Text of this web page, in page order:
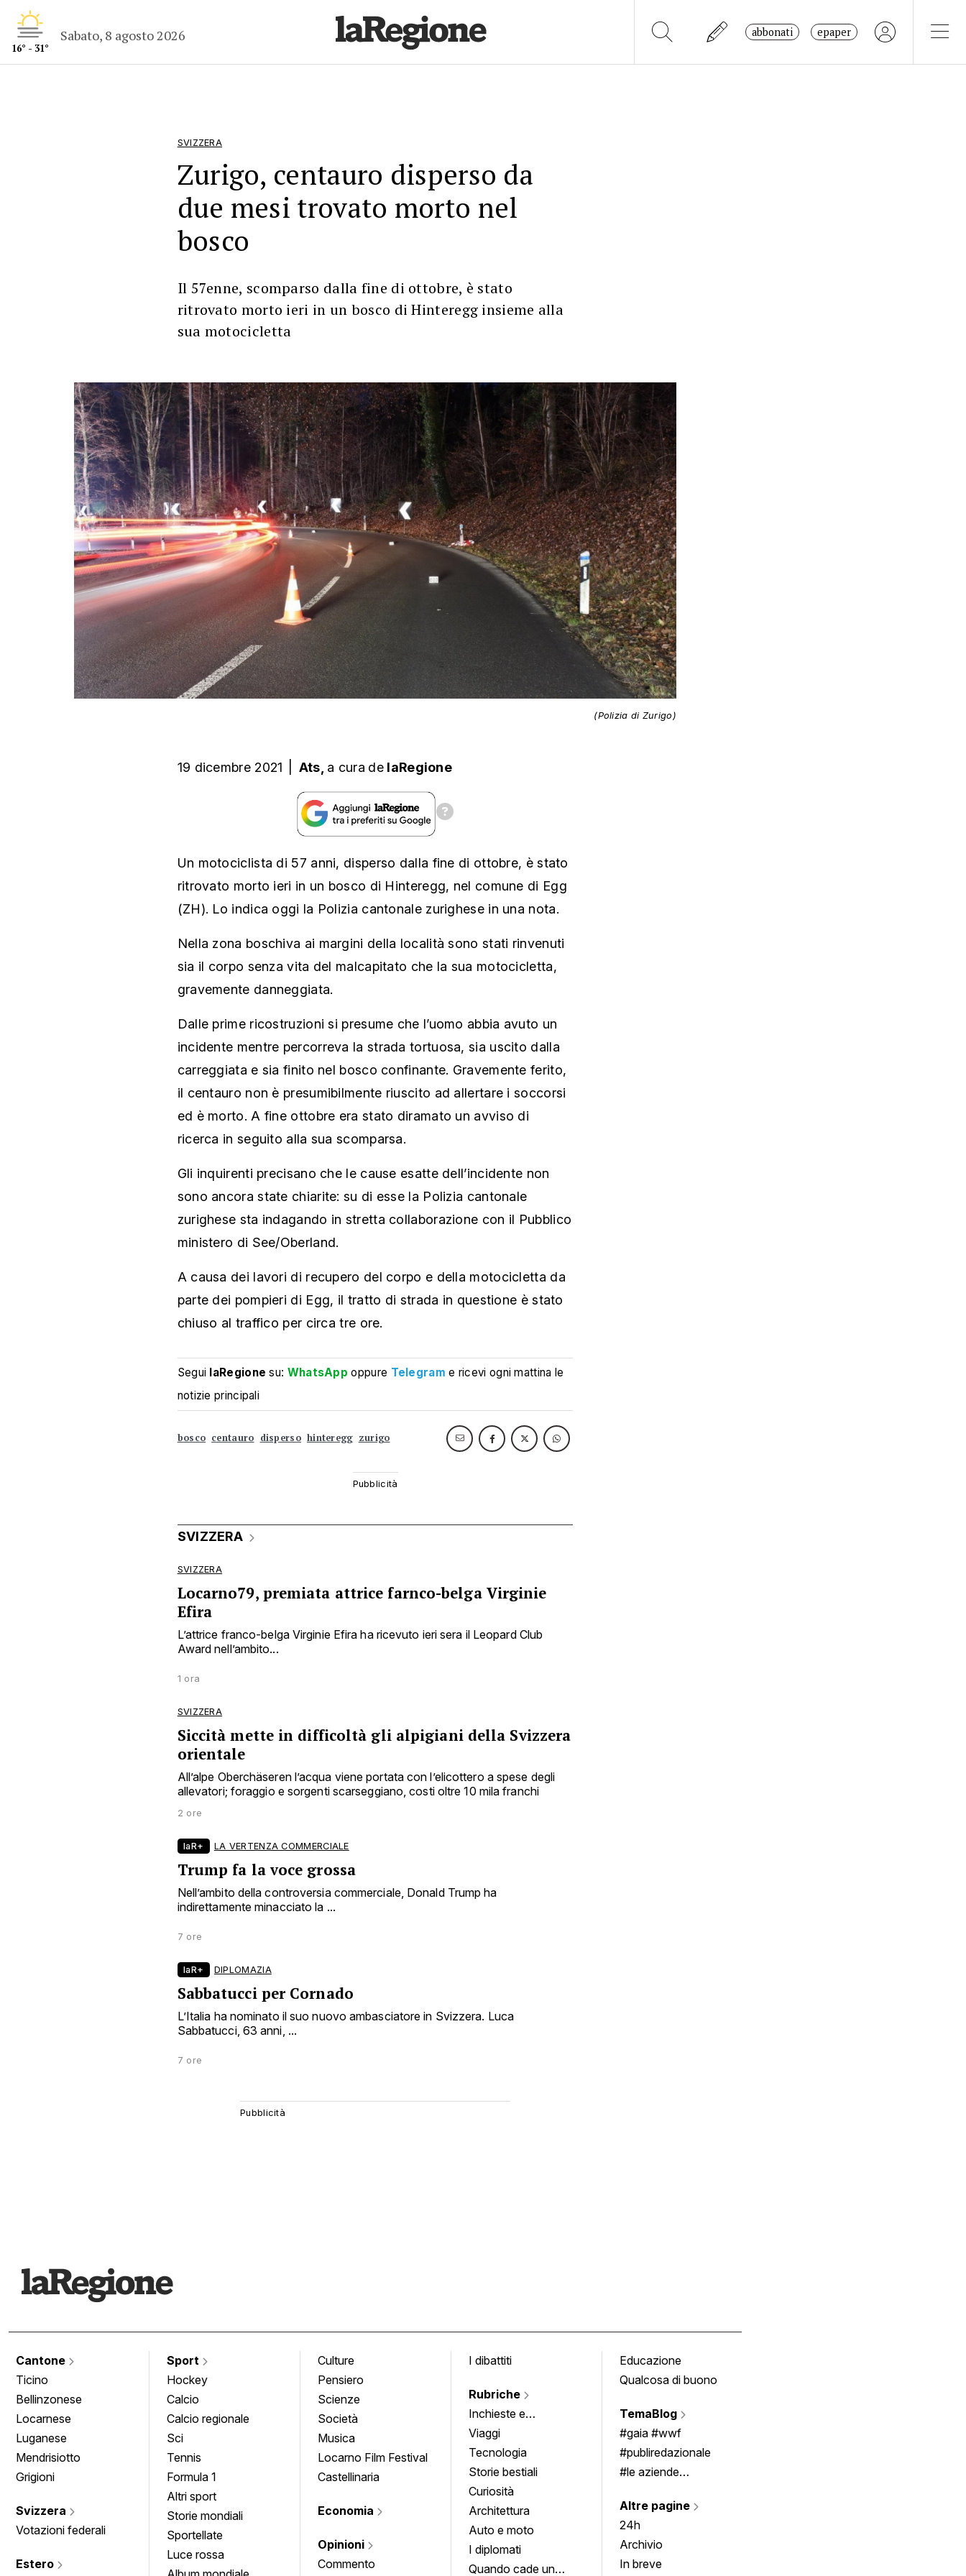
16° - 31°
Sabato, 8 agosto 2026 abbonati epaper
SVIZZERA
Zurigo, centauro disperso da
due mesi trovato morto nel
bosco
Il 57enne, scomparso dalla fine di ottobre, è stato
ritrovato morto ieri in un bosco di Hinteregg insieme alla
sua motocicletta
(Polizia di Zurigo)
19 dicembre 2021 Ats, a cura de laRegione
Un motociclista di 57 anni, disperso dalla fine di ottobre, è stato
ritrovato morto ieri in un bosco di Hinteregg, nel comune di Egg
(ZH). Lo indica oggi la Polizia cantonale zurighese in una nota.
Nella zona boschiva ai margini della località sono stati rinvenuti
sia il corpo senza vita del malcapitato che la sua motocicletta,
gravemente danneggiata.
Dalle prime ricostruzioni si presume che l’uomo abbia avuto un
incidente mentre percorreva la strada tortuosa, sia uscito dalla
carreggiata e sia finito nel bosco confinante. Gravemente ferito,
il centauro non è presumibilmente riuscito ad allertare i soccorsi
ed è morto. A fine ottobre era stato diramato un avviso di
ricerca in seguito alla sua scomparsa.
Gli inquirenti precisano che le cause esatte dell’incidente non
sono ancora state chiarite: su di esse la Polizia cantonale
zurighese sta indagando in stretta collaborazione con il Pubblico
ministero di See/Oberland.
A causa dei lavori di recupero del corpo e della motocicletta da
parte dei pompieri di Egg, il tratto di strada in questione è stato
chiuso al traffico per circa tre ore.
Segui laRegione su: WhatsApp oppure Telegram e ricevi ogni mattina le
notizie principali
bosco centauro disperso hinteregg zurigo
SVIZZERA
SVIZZERA
Locarno79, premiata attrice farnco-belga Virginie
Efira
L’attrice franco-belga Virginie Efira ha ricevuto ieri sera il Leopard Club
Award nell’ambito...
1 ora
SVIZZERA
Siccità mette in difficoltà gli alpigiani della Svizzera
orientale
All’alpe Oberchäseren l’acqua viene portata con l’elicottero a spese degli
allevatori; foraggio e sorgenti scarseggiano, costi oltre 10 mila franchi
2 ore
laR+ LA VERTENZA COMMERCIALE
Trump fa la voce grossa
Nell’ambito della controversia commerciale, Donald Trump ha
indirettamente minacciato la ...
7 ore
laR+ DIPLOMAZIA
Sabbatucci per Cornado
L’Italia ha nominato il suo nuovo ambasciatore in Svizzera. Luca
Sabbatucci, 63 anni, ...
7 ore
Cantone
Ticino
Bellinzonese
Locarnese
Luganese
Mendrisiotto
Grigioni
Svizzera
Votazioni federali
Estero
Sport
Hockey
Calcio
Calcio regionale
Sci
Tennis
Formula 1
Altri sport
Storie mondiali
Sportellate
Luce rossa
Culture
Pensiero
Scienze
Società
Musica
Locarno Film Festival
Castellinaria
Economia
Opinioni
Commento
I dibattiti
Rubriche
Inchieste e
approfondimenti
Viaggi
Tecnologia
Storie bestiali
Curiosità
Architettura
Auto e moto
I diplomati
Quando cade un
Educazione
Qualcosa di buono
TemaBlog
#gaia #wwf
#publiredazionale
#le aziende
Altre pagine
24h
Archivio
In breve